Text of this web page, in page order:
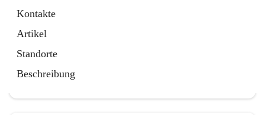
Kontakte
Artikel
Standorte
Beschreibung